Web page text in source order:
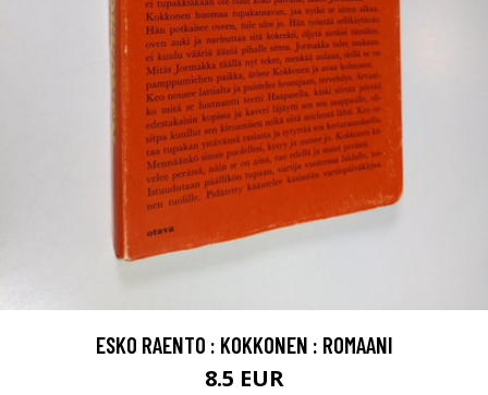
ESKO RAENTO : KOKKONEN : ROMAANI
8.5 EUR